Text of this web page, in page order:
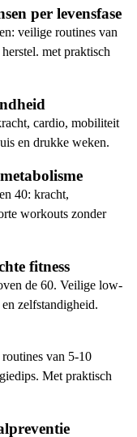
per levensfase
veilige routines van
met praktisch
cardio, mobiliteit
en drukke weken.
40: kracht,
workouts zonder
fitness
de 60. Veilige low-
zelfstandigheid.
van 5-10
Met praktisch